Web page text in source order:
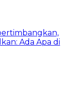
Ada Apa di